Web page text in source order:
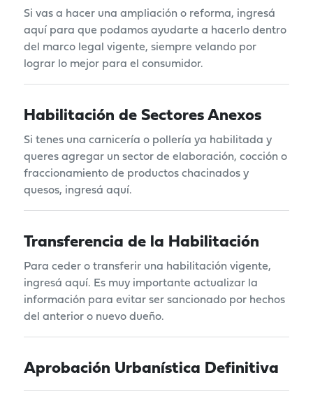
Si vas a hacer una ampliación o reforma, ingresá
aquí para que podamos ayudarte a hacerlo dentro
del marco legal vigente, siempre velando por
lograr lo mejor para el consumidor.
Habilitación de Sectores Anexos
Si tenes una carnicería o pollería ya habilitada y
queres agregar un sector de elaboración, cocción o
fraccionamiento de productos chacinados y
quesos, ingresá aquí.
Transferencia de la Habilitación
Para ceder o transferir una habilitación vigente,
ingresá aquí. Es muy importante actualizar la
información para evitar ser sancionado por hechos
del anterior o nuevo dueño.
Aprobación Urbanística Definitiva